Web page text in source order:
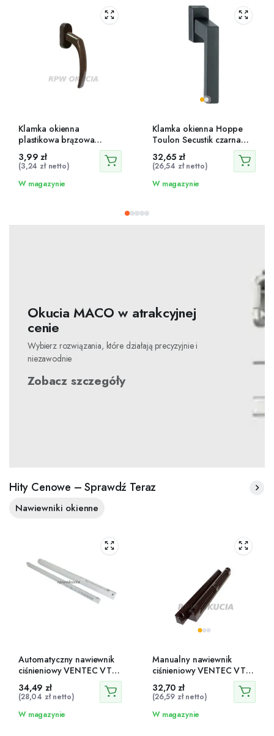
Klamka okienna
plastikowa brązowa
Hetman 40 mm
3,99zł
(3,24 złnetto)
W magazynie
Klamka okienna Hoppe
Toulon Secustik czarna
trzpień 32-42 mm
32,65zł
(26,54 złnetto)
W magazynie
Okucia MACO w atrakcyjnej
cenie
Wybierz rozwiązania, które działają precyzyjnie i
niezawodnie
Zobacz szczegóły
Hity Cenowe – Sprawdź Teraz
Nawiewniki okienne
Automatyczny nawiewnik
ciśnieniowy VENTEC VT
34,49zł
(28,04 złnetto)
W magazynie
Manualny nawiewnik
ciśnieniowy VENTEC VT
32,70zł
(26,59 złnetto)
W magazynie